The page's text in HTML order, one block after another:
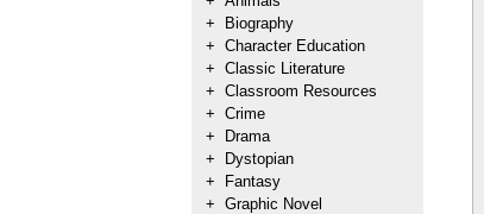
+
Biography
+ Character Education
+ Classic Literature
+ Classroom Resources
+ Crime
+
Drama
+
Dystopian
+
Fantasy
+ Graphic Novel